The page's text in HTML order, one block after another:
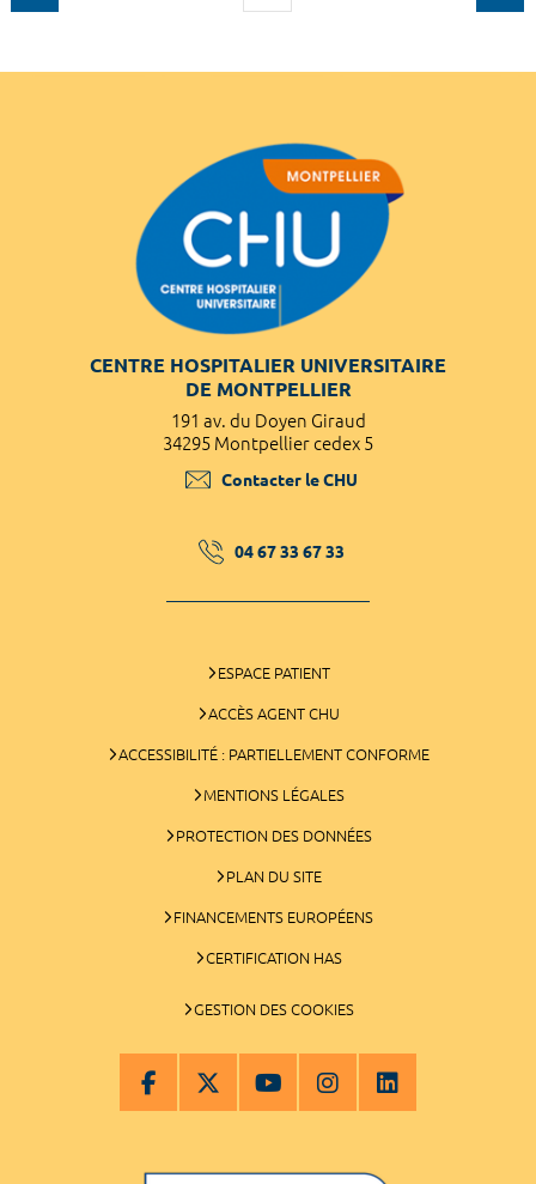
CENTRE HOSPITALIER UNIVERSITAIRE
DE MONTPELLIER
191 av. du Doyen Giraud
34295 Montpellier cedex 5
Contacter le CHU
04 67 33 67 33
ESPACE PATIENT
ACCÈS AGENT CHU
ACCESSIBILITÉ : PARTIELLEMENT CONFORME
MENTIONS LÉGALES
PROTECTION DES DONNÉES
PLAN DU SITE
FINANCEMENTS EUROPÉENS
CERTIFICATION HAS
GESTION DES COOKIES